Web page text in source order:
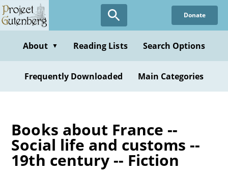
Skip
to
content
Donate
About ▼ Reading Lists Search Options
Frequently Downloaded Main Categories
Books about France --
Social life and customs --
19th century -- Fiction